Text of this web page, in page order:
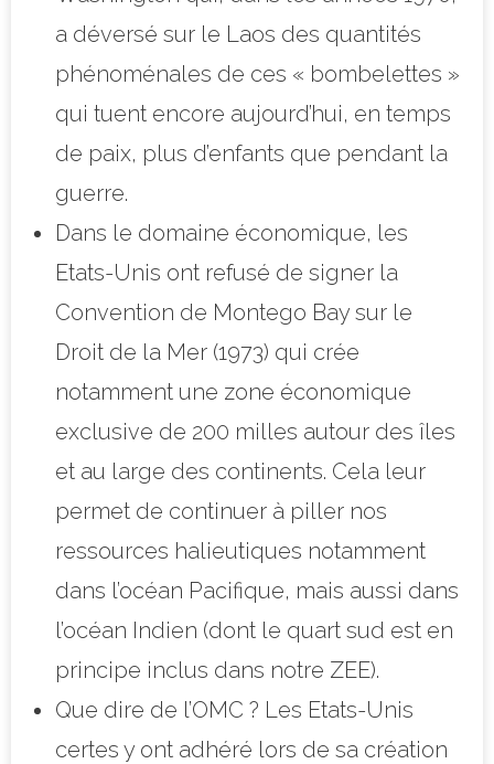
a déversé sur le Laos des quantités
phénoménales de ces « bombelettes »
qui tuent encore aujourd’hui, en temps
de paix, plus d’enfants que pendant la
guerre.
Dans le domaine économique, les
Etats-Unis ont refusé de signer la
Convention de Montego Bay sur le
Droit de la Mer (1973) qui crée
notamment une zone économique
exclusive de 200 milles autour des îles
et au large des continents. Cela leur
permet de continuer à piller nos
ressources halieutiques notamment
dans l’océan Pacifique, mais aussi dans
l’océan Indien (dont le quart sud est en
principe inclus dans notre ZEE).
Que dire de l’OMC ? Les Etats-Unis
certes y ont adhéré lors de sa création